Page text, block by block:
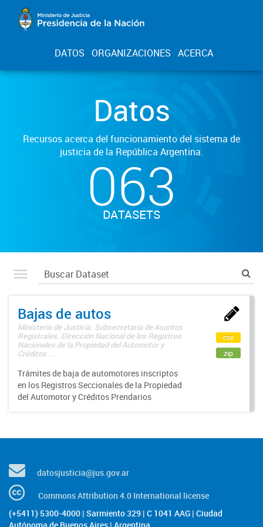
DATOS ORGANIZACIONES ACERCA
Datos
Recursos acerca del funcionamiento del sistema de
justicia de la República Argentina.
063
DATASETS
Bajas de autos
Ministerio de Justicia. Subsecretaría de Asuntos
Registrales. Dirección Nacional de los Registros
Nacionales de la Propiedad del Automotor y
Créditos ...
Trámites de baja de automotores inscriptos
en los Registros Seccionales de la Propiedad
del Automotor y Créditos Prendarios
csv
zip
datosjusticia@jus.gov.ar
Commons Attribution 4.0 International license
(+5411) 5300-4000 | Sarmiento 329 | C 1041 AAG | Ciudad